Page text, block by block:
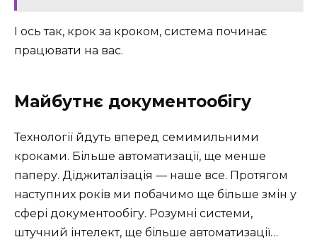
І ось так, крок за кроком, система починає
працювати на вас.
Майбутнє документообігу
Технології йдуть вперед семимильними
кроками. Більше автоматизації, ще менше
паперу. Діджиталізація — наше все. Протягом
наступних років ми побачимо ще більше змін у
сфері документообігу. Розумні системи,
штучний інтелект, ще більше автоматизації…